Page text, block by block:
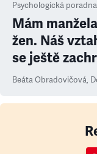
Psychologická poradna
Mám
žen. Náš
se ještě
Beáta Obradovičová,